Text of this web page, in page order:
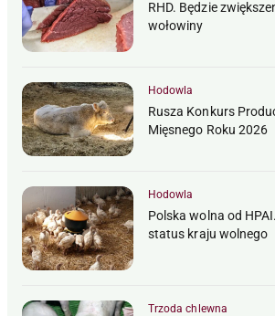
RHD. Będzie
wołowiny
Hodowla
Rusza Konkurs
Mięsnego Roku 2026
Hodowla
Polska wolna od
status kraju wolnego
Trzoda chlewna